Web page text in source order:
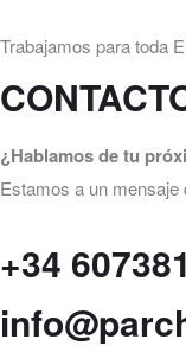
Trabajamos para toda
¿Hablamos de tu
Estamos a un mensaje
+34